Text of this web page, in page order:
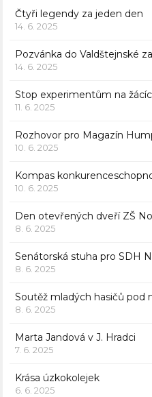
Čtyři legendy za jeden den
14. 6. 2025
Pozvánka do Valdštejnské
14. 6. 2025
Stop experimentům na
11. 6. 2025
Rozhovor pro Magazín
10. 6. 2025
Kompas
10. 6. 2025
Den otevřených dveří ZŠ
8. 6. 2025
Senátorská stuha pro SDH
8. 6. 2025
Soutěž mladých hasičů pod
8. 6. 2025
Marta Jandová v J. Hradci
7. 6. 2025
Krása úzkokolejek
6. 6. 2025